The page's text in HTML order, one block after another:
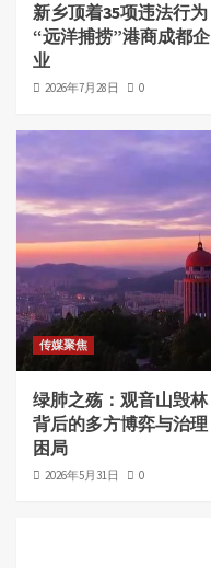
新乡顶着35项违法行为
“远洋捕捞”港商成都企
业
2026年7月28日 0
传媒聚焦
绿肺之殇：观音山毁林
背后的多方博弈与治理
困局
2026年5月31日 0